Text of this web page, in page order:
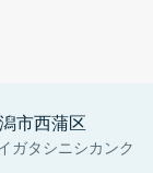
市西蒲区
ガタシニシカンク